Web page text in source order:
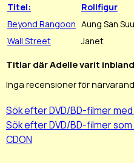
Titel:
Rollfigur
Beyond Rangoon Aung San
Wall Street
Janet
Titlar där Adelle varit
Inga recensioner för
Sök efter DVD/BD-filmer
Sök efter DVD/BD-filmer
CDON